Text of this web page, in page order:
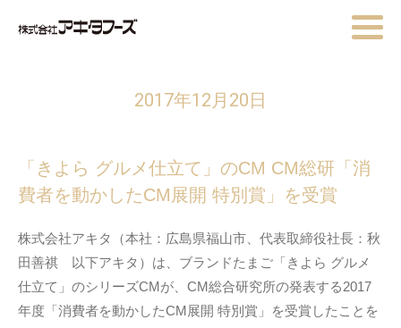
2017年12月20日
「きよら グルメ仕立て」のCM CM総研「消
費者を動かしたCM展開 特別賞」を受賞
株式会社アキタ（本社：広島県福山市、代表取締役社長：秋
田善祺 以下アキタ）は、ブランドたまご「きよら グルメ
仕立て」のシリーズCMが、CM総合研究所の発表する2017
年度「消費者を動かしたCM展開 特別賞」を受賞したことを